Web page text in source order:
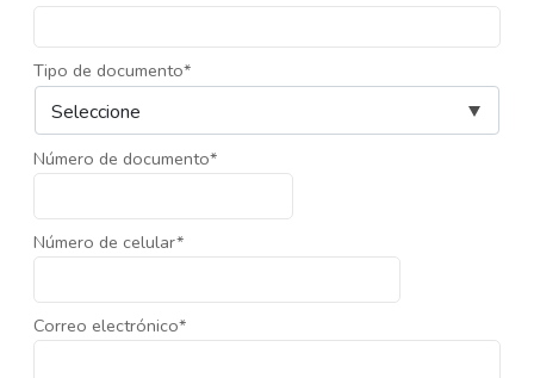
Tipo de documento*
Número de documento*
Número de celular*
Correo electrónico*